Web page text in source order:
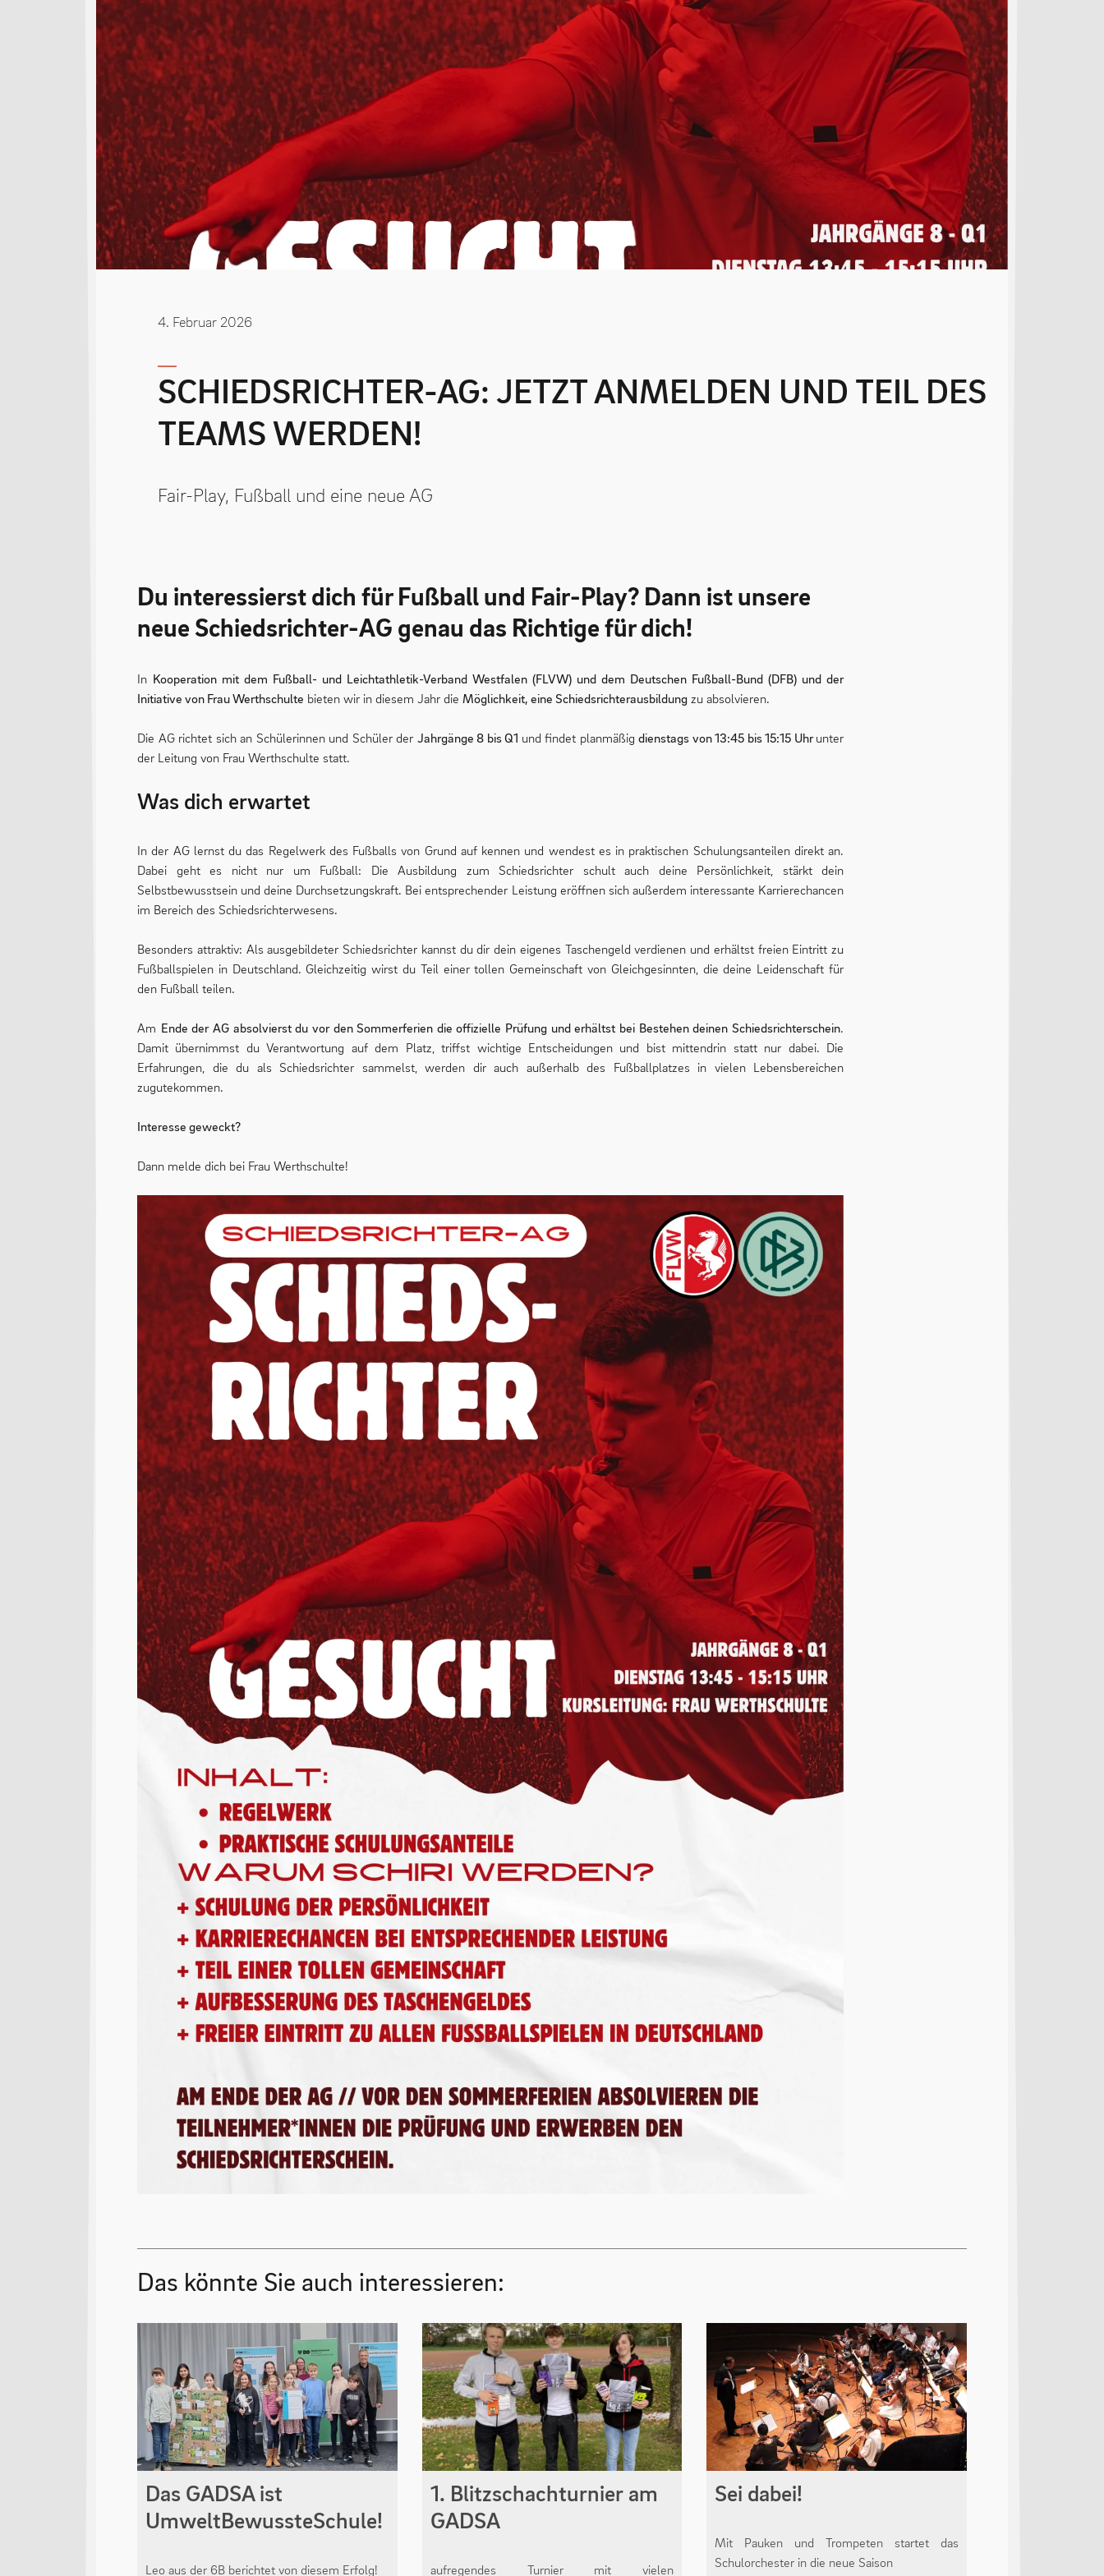
4. Februar 2026
SCHIEDSRICHTER-AG: JETZT ANMELDEN UND TEIL DES
TEAMS WERDEN!
Fair-Play, Fußball und eine neue AG
Du interessierst dich für Fußball und Fair-Play? Dann ist unsere
neue Schiedsrichter-AG genau das Richtige für dich!
In Kooperation mit dem Fußball- und Leichtathletik-Verband Westfalen (FLVW) und dem Deutschen Fußball-Bund (DFB) und der
Initiative von Frau Werthschulte bieten wir in diesem Jahr die Möglichkeit, eine Schiedsrichterausbildung zu absolvieren.
Die AG richtet sich an Schülerinnen und Schüler der Jahrgänge 8 bis Q1 und findet planmäßig dienstags von 13:45 bis 15:15 Uhrunter
der Leitung von Frau Werthschulte statt.
Was dich erwartet
In der AG lernst du das Regelwerk des Fußballs von Grund auf kennen und wendest es in praktischen Schulungsanteilen direkt an.
Dabei geht es nicht nur um Fußball: Die Ausbildung zum Schiedsrichter schult auch deine Persönlichkeit, stärkt dein
Selbstbewusstsein und deine Durchsetzungskraft. Bei entsprechender Leistung eröffnen sich außerdem interessante Karrierechancen
im Bereich des Schiedsrichterwesens.
Besonders attraktiv: Als ausgebildeter Schiedsrichter kannst du dir dein eigenes Taschengeld verdienen und erhältst freien Eintritt zu
Fußballspielen in Deutschland. Gleichzeitig wirst du Teil einer tollen Gemeinschaft von Gleichgesinnten, die deine Leidenschaft für
den Fußball teilen.
Am Ende der AG absolvierst du vor den Sommerferien die offizielle Prüfung und erhältst bei Bestehen deinen Schiedsrichterschein.
Damit übernimmst du Verantwortung auf dem Platz, triffst wichtige Entscheidungen und bist mittendrin statt nur dabei. Die
Erfahrungen, die du als Schiedsrichter sammelst, werden dir auch außerhalb des Fußballplatzes in vielen Lebensbereichen
zugutekommen.
Interesse geweckt?
Dann melde dich bei Frau Werthschulte!
Das könnte Sie auch interessieren:
Das GADSA ist
UmweltBewussteSchule!
Leo aus der 6B berichtet von diesem Erfolg!
1. Blitzschachturnier am
GADSA
aufregendes Turnier mit vielen
Sei dabei!
Mit Pauken und Trompeten startet das
Schulorchester in die neue Saison